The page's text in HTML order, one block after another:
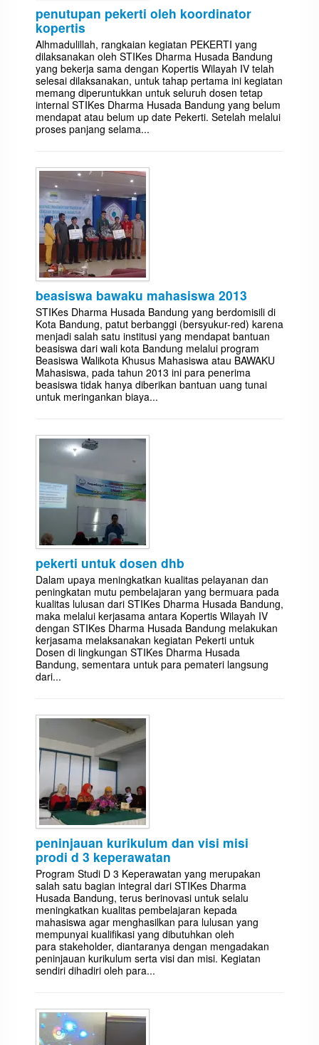
penutupan pekerti oleh koordinator
kopertis
Alhmadulillah, rangkaian kegiatan PEKERTI yang
dilaksanakan oleh STIKes Dharma Husada Bandung
yang bekerja sama dengan Kopertis Wilayah IV telah
selesai dilaksanakan, untuk tahap pertama ini kegiatan
memang diperuntukkan untuk seluruh dosen tetap
internal STIKes Dharma Husada Bandung yang belum
mendapat atau belum up date Pekerti. Setelah melalui
proses panjang selama...
beasiswa bawaku mahasiswa 2013
STIKes Dharma Husada Bandung yang berdomisili di
Kota Bandung, patut berbanggi (bersyukur-red) karena
menjadi salah satu institusi yang mendapat bantuan
beasiswa dari wali kota Bandung melalui program
Beasiswa Walikota Khusus Mahasiswa atau BAWAKU
Mahasiswa, pada tahun 2013 ini para penerima
beasiswa tidak hanya diberikan bantuan uang tunai
untuk meringankan biaya...
pekerti untuk dosen dhb
Dalam upaya meningkatkan kualitas pelayanan dan
peningkatan mutu pembelajaran yang bermuara pada
kualitas lulusan dari STIKes Dharma Husada Bandung,
maka melalui kerjasama antara Kopertis Wilayah IV
dengan STIKes Dharma Husada Bandung melakukan
kerjasama melaksanakan kegiatan Pekerti untuk
Dosen di lingkungan STIKes Dharma Husada
Bandung, sementara untuk para pemateri langsung
dari...
peninjauan kurikulum dan visi misi
prodi d 3 keperawatan
Program Studi D 3 Keperawatan yang merupakan
salah satu bagian integral dari STIKes Dharma
Husada Bandung, terus berinovasi untuk selalu
meningkatkan kualitas pembelajaran kepada
mahasiswa agar menghasilkan para lulusan yang
mempunyai kualifikasi yang dibutuhkan oleh
para stakeholder, diantaranya dengan mengadakan
peninjauan kurikulum serta visi dan misi. Kegiatan
sendiri dihadiri oleh para...